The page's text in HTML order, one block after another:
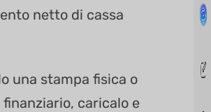
netto di cassa
una stampa fisica o
caricalo e